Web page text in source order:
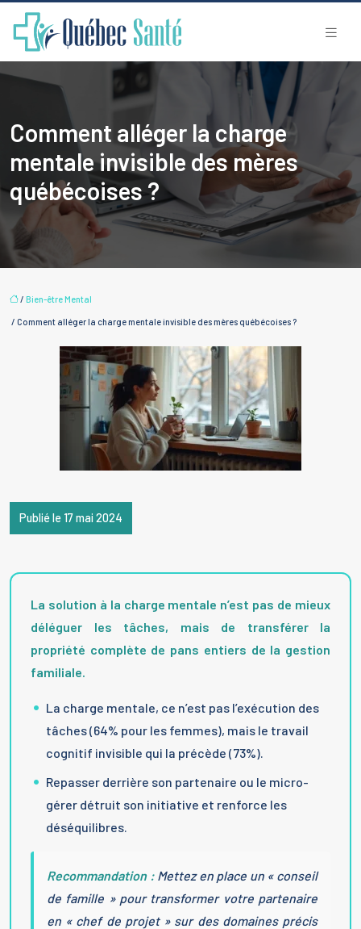
Comment alléger la charge
mentale invisible des mères
québécoises ?
/ Bien-être Mental
/ Comment alléger la charge mentale invisible des mères québécoises ?
Publié le 17 mai 2024
La solution à la charge mentale n’est pas de mieux
déléguer les tâches, mais de transférer la
propriété complète de pans entiers de la gestion
familiale.
La charge mentale, ce n’est pas l’exécution des
tâches (64% pour les femmes), mais le travail
cognitif invisible qui la précède (73%).
Repasser derrière son partenaire ou le micro-
gérer détruit son initiative et renforce les
déséquilibres.
Recommandation :Mettez en place un « conseil
de famille » pour transformer votre partenaire
en « chef de projet » sur des domaines précis